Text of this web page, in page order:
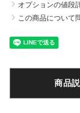
オプションの値段
この商品について
商品